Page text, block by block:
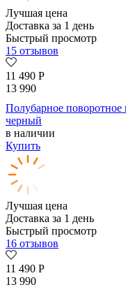
Лучшая цена
Доставка за 1 день
Быстрый просмотр
15 отзывов
11 490 Р
13 990
Полубарное поворотное
черный
в наличии
Купить
Лучшая цена
Доставка за 1 день
Быстрый просмотр
16 отзывов
11 490 Р
13 990